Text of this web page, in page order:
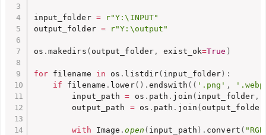
input_folder =
r"Y:\INPUT"
output_folder = r"Y:\output"
os . makedirs ( output_folder , exist_ok=True )
for filename in os . listdir( input_folder ) :
if filename . lower( ) . endswith ( ( '.png' ,
        input_path
= os . path . join ( input_folder ,
        output_path
= os . path . join ( output_folder
with Image .open ( input_path ) . convert (